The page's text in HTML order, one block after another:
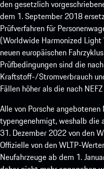
den gesetzlich
dem 1. September 2018
Prüfverfahren für
(Worldwide Harmonized Light
neuen europäischen
Prüfbedingungen sind die
Kraftstoff-/Stromverbrauch
Fällen höher als die nach
Alle von Porsche
typengenehmigt, weshalb die
31. Dezember 2022 von den
Offizielle von den WLTP-
Neufahrzeuge ab dem 1.